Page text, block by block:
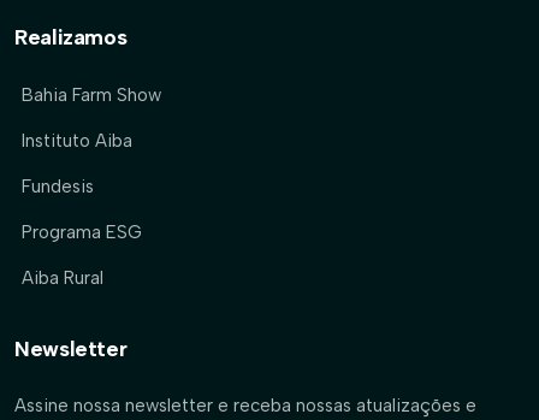
Realizamos
Bahia Farm Show
Instituto Aiba
Fundesis
Programa ESG
Aiba Rural
Newsletter
Assine nossa newsletter e receba nossas atualizações e